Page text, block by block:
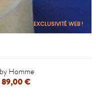
EXCLUSIVITÉ WEB !
Homme
89,00 €